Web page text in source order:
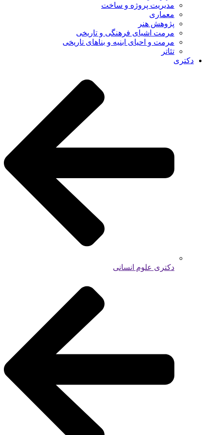
مدیریت پروژه و ساخت
معماری
پژوهش هنر
مرمت اشیای فرهنگی و تاریخی
مرمت و احیای ابنیه و بناهای تاریخی
تئاتر
دکتری
دکتری علوم انسانی